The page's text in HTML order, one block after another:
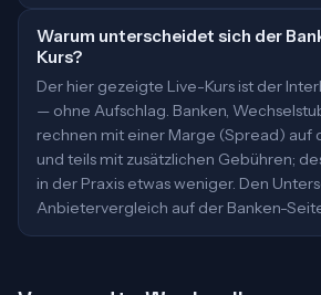
Warum unterscheidet sich der
Kurs?
Der hier gezeigte Live-Kurs ist der
— ohne Aufschlag. Banken,
rechnen mit einer Marge (Spread) auf
und teils mit zusätzlichen Gebühren;
in der Praxis etwas weniger. Den
Anbietervergleich auf der Banken-